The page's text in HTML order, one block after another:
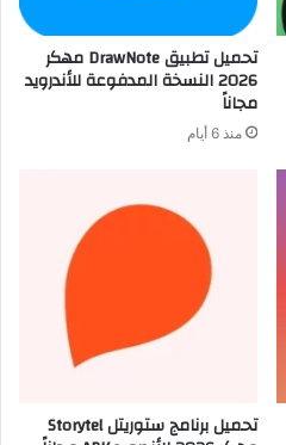
تحميل تطبيق DrawNote مهكر
2026 النسخة المدفوعة للأندرويد
مجاناً
منذ 6 أيام
تحميل برنامج ستوريتل Storytel